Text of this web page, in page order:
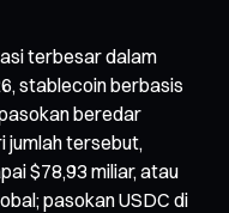
terbesar dalam
stablecoin berbasis
beredar
jumlah tersebut,
$78,93 miliar, atau
pasokan USDC di